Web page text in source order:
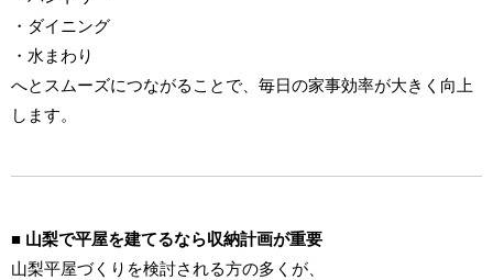
・ダイニング
・水まわり
へとスムーズにつながることで、毎日の家事効率が大きく向上
します。
■ 山梨で平屋を建てるなら収納計画が重要
山梨平屋づくりを検討される方の多くが、